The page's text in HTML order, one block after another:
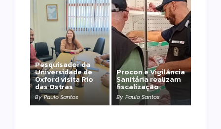
Pesquisador da
Universidade de
Oxford visita Rio
das Ostras
By Paulo Santos
Procon e Vigilância
Sanitária realizam
fiscalização
By Paulo Santos